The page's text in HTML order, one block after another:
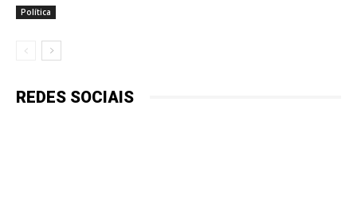
Política
REDES SOCIAIS